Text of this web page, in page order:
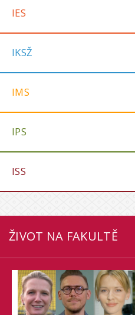
IES
IKSŽ
IMS
IPS
ISS
ŽIVOT NA FAKULTĚ